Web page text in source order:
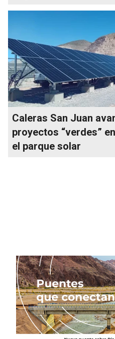
Caleras San Juan
proyectos “verdes”
el parque solar